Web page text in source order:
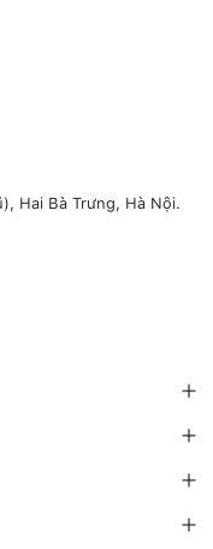
Hai Bà Trưng, Hà Nội.